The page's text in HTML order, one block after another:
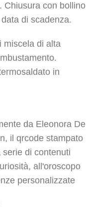
Chiusura con bollino
di scadenza.
miscela di alta
in
da Eleonora De
il qrcode stampato
di contenuti
all'oroscopo
personalizzate